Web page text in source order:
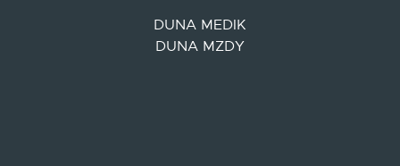
DUNA MEDIK
DUNA MZDY